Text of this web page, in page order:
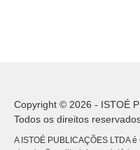
Copyright © 2026 - ISTOÉ
Todos os direitos
A ISTOÉ PUBLICAÇÕES LTDA